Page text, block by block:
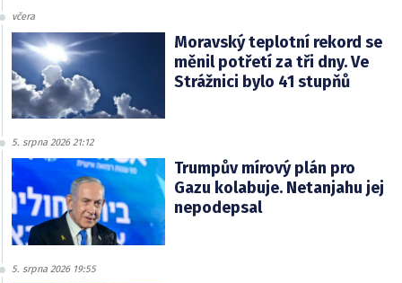
včera
Moravský teplotní rekord se
měnil potřetí za tři dny. Ve
Strážnici bylo 41 stupňů
5. srpna 2026 21:12
Trumpův mírový plán pro
Gazu kolabuje. Netanjahu jej
nepodepsal
5. srpna 2026 19:55